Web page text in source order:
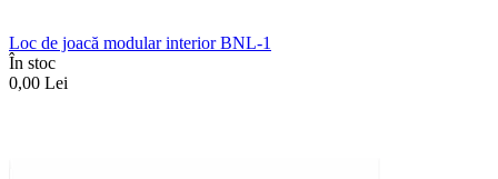
Loc de joacă modular interior BNL-1
În stoc
0,00 Lei